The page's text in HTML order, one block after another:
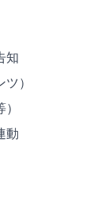
知
）
動